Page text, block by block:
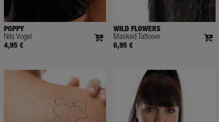
POPPY
Nils Vogel
4,95 €
WILD FLOWERS
Masked Tattooer
6,95 €